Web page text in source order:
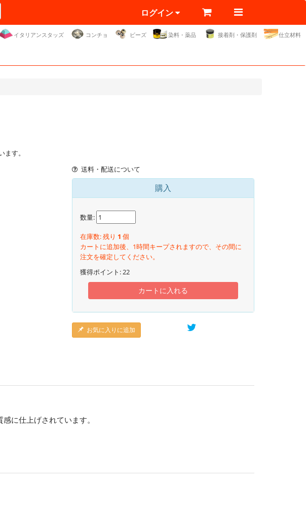
ログイン
イタリアンスタッズ コンチョ ビーズ 染料・薬品 接着剤・保護剤 仕立材料
す。
送料・配送について
購入
数量:
在庫数: 残り 1 個
カートに追加後、1時間キープされますので、その間に
注文を確定してください。
獲得ポイント:22
カートに入れる
お気に入りに追加
に仕上げされています。